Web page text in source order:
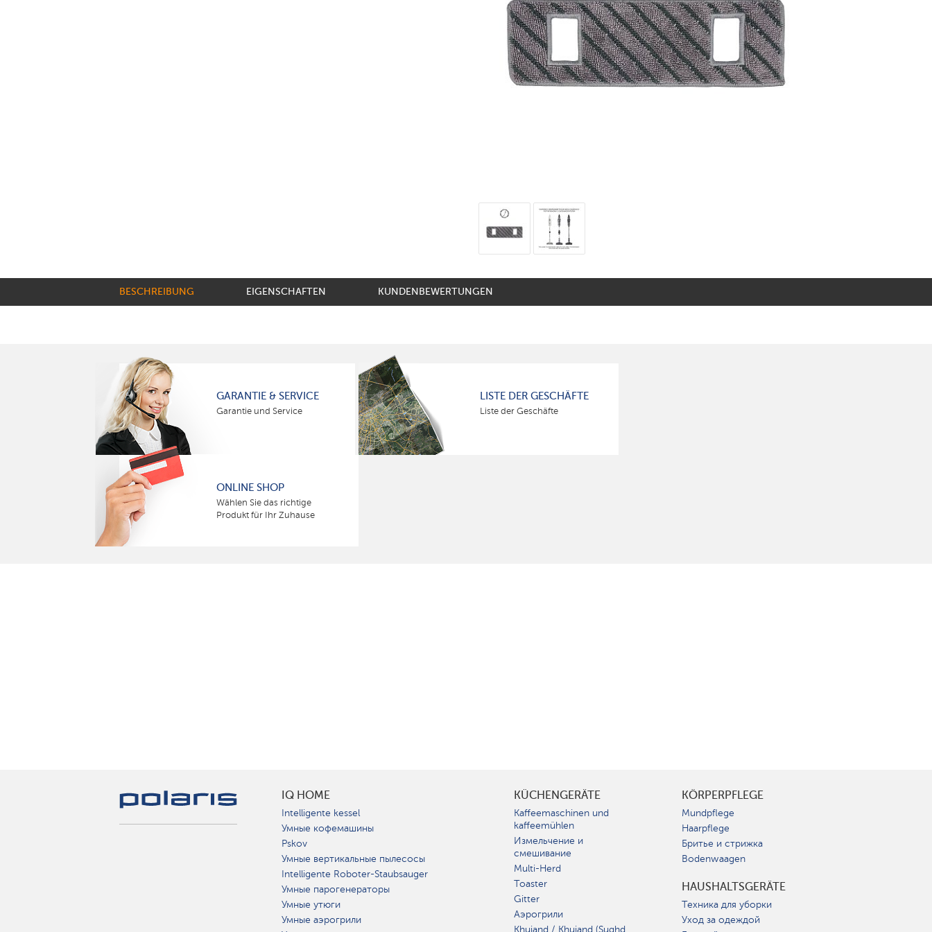
BESCHREIBUNG EIGENSCHAFTEN KUNDENBEWERTUNGEN
GARANTIE & SERVICE
Garantie und Service
LISTE DER GESCHÄFTE
Liste der Geschäfte
ONLINE SHOP
Wählen Sie das richtige
Produkt für Ihr Zuhause
IQ HOME
Intelligente kessel
Умные кофемашины
Pskov
Умные вертикальные пылесосы
Intelligente Roboter-Staubsauger
Умные парогенераторы
Умные утюги
Умные аэрогрили
KÜCHENGERÄTE
Kaffeemaschinen und
kaffeemühlen
Измельчение и
смешивание
Multi-Herd
Toaster
Gitter
Аэрогрили
Khujand / Khujand (Sughd
KÖRPERPFLEGE
Mundpflege
Haarpflege
Бритье и стрижка
Bodenwaagen
HAUSHALTSGERÄTE
Техника для уборки
Уход за одеждой